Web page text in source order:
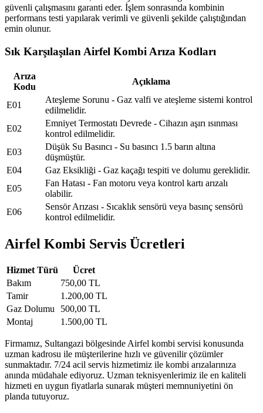
güvenli çalışmasını garanti eder. İşlem sonrasında kombinin
performans testi yapılarak verimli ve güvenli şekilde çalıştığından
emin olunur.
Sık Karşılaşılan Airfel Kombi Arıza Kodları
Arıza
Kodu
Açıklama
E01
Ateşleme Sorunu - Gaz valfi ve ateşleme sistemi kontrol
edilmelidir.
E02
Emniyet Termostatı Devrede - Cihazın aşırı ısınması
kontrol edilmelidir.
E03
Düşük Su Basıncı - Su basıncı 1.5 barın altına
düşmüştür.
E04
Gaz Eksikliği - Gaz kaçağı tespiti ve dolumu gereklidir.
E05
Fan Hatası - Fan motoru veya kontrol kartı arızalı
olabilir.
E06
Sensör Arızası - Sıcaklık sensörü veya basınç sensörü
kontrol edilmelidir.
Airfel Kombi Servis Ücretleri
Hizmet Türü
Ücret
Bakım
750,00 TL
Tamir
1.200,00 TL
Gaz Dolumu
500,00 TL
Montaj
1.500,00 TL
Firmamız, Sultangazi bölgesinde Airfel kombi servisi konusunda
uzman kadrosu ile müşterilerine hızlı ve güvenilir çözümler
sunmaktadır. 7/24 acil servis hizmetimiz ile kombi arızalarınıza
anında müdahale ediyoruz. Uzman teknisyenlerimiz ile en kaliteli
hizmeti en uygun fiyatlarla sunarak müşteri memnuniyetini ön
planda tutuyoruz.